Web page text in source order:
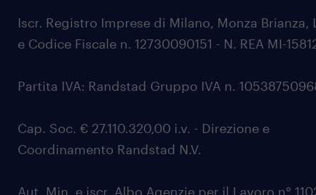
Iscr. Registro Imprese di Milano, Monza Brianza,
e Codice Fiscale n. 12730090151 - N. REA MI-
Partita IVA: Randstad Gruppo IVA n.
Cap. Soc. € 27.110.320,00 i.v. - Direzione e
Coordinamento Randstad N.V.
Aut. Min. e iscr. Albo Agenzie per il Lavoro n°